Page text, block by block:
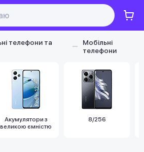
телефони та
Мобільні
телефони
Акумулятори з
великою ємністю
8/256